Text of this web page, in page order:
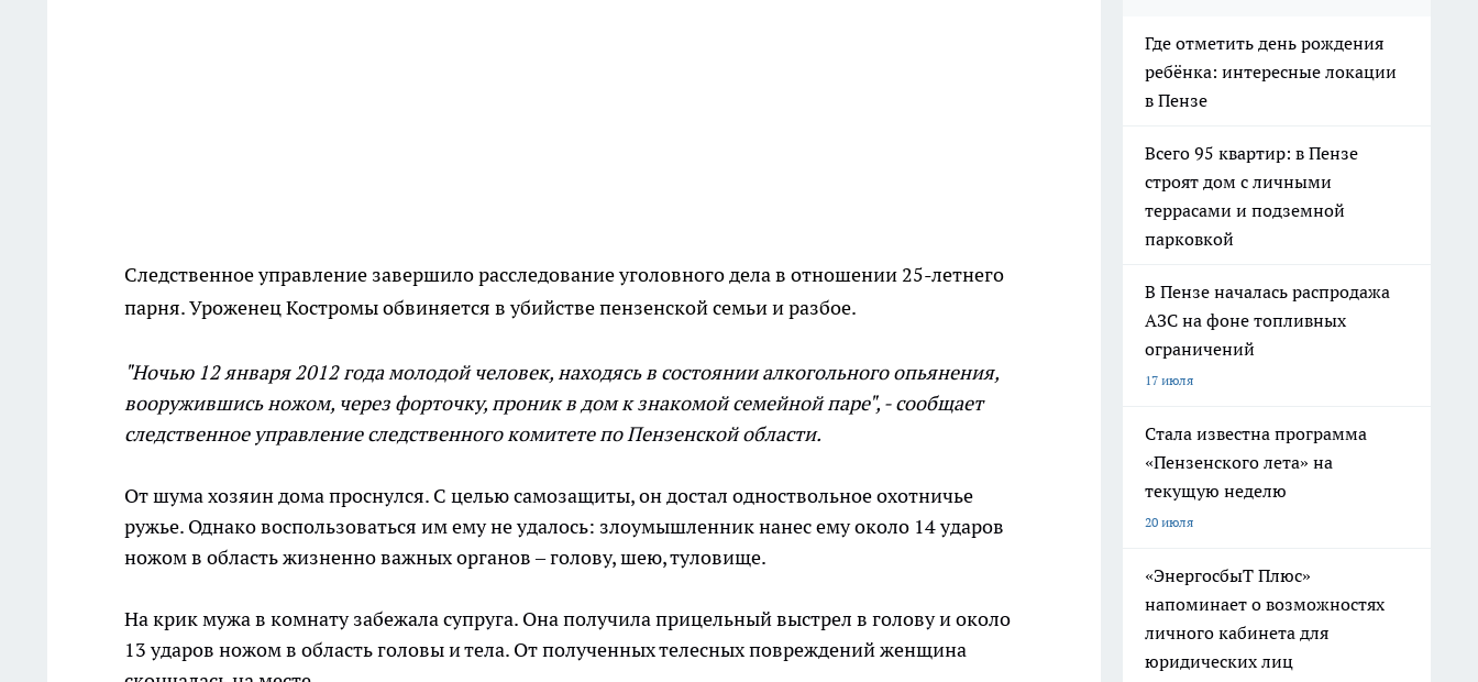
Следственное управление завершило расследование уголовного дела в отношении 25-летнего
парня. Уроженец Костромы обвиняется в убийстве пензенской семьи и разбое.
"Ночью 12 января 2012 года молодой человек, находясь в состоянии алкогольного опьянения,
вооружившись ножом, через форточку, проник в дом к знакомой семейной паре", - сообщает
следственное управление следственного комитете по Пензенской области.
От шума хозяин дома проснулся. С целью самозащиты, он достал одноствольное охотничье
ружье. Однако воспользоваться им ему не удалось: злоумышленник нанес ему около 14 ударов
ножом в область жизненно важных органов – голову, шею, туловище.
На крик мужа в комнату забежала супруга. Она получила прицельный выстрел в голову и около
13 ударов ножом в область головы и тела. От полученных телесных повреждений женщина
Где отметить день рождения
ребёнка: интересные локации
в Пензе
Всего 95 квартир: в Пензе
строят дом с личными
террасами и подземной
парковкой
В Пензе началась распродажа
АЗС на фоне топливных
ограничений
17 июля
Стала известна программа
«Пензенского лета» на
текущую неделю
20 июля
«ЭнергосбыТ Плюс»
напоминает о возможностях
личного кабинета для
юридических лиц